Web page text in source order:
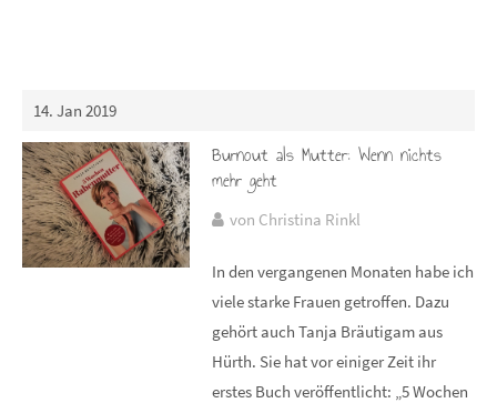
14. Jan 2019
Burnout als Mutter: Wenn nichts
mehr geht
von Christina Rinkl
In den vergangenen Monaten habe ich
viele starke Frauen getroffen. Dazu
gehört auch Tanja Bräutigam aus
Hürth. Sie hat vor einiger Zeit ihr
erstes Buch veröffentlicht: „5 Wochen